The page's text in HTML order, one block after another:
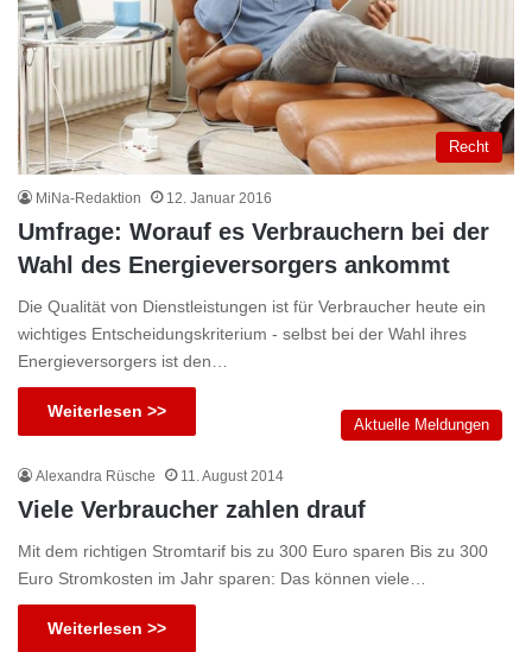
Recht
MiNa-Redaktion 12. Januar 2016
Umfrage: Worauf es Verbrauchern bei der
Wahl des Energieversorgers ankommt
Die Qualität von Dienstleistungen ist für Verbraucher heute ein
wichtiges Entscheidungskriterium - selbst bei der Wahl ihres
Energieversorgers ist den…
Weiterlesen >>
Aktuelle Meldungen
Alexandra Rüsche 11. August 2014
Viele Verbraucher zahlen drauf
Mit dem richtigen Stromtarif bis zu 300 Euro sparen Bis zu 300
Euro Stromkosten im Jahr sparen: Das können viele…
Weiterlesen >>